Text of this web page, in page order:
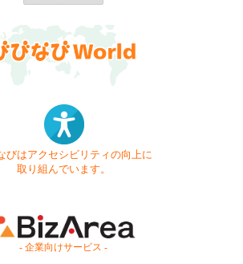
びはアクセシビリティの向上に
取り組んでいます。
- 企業向けサービス -